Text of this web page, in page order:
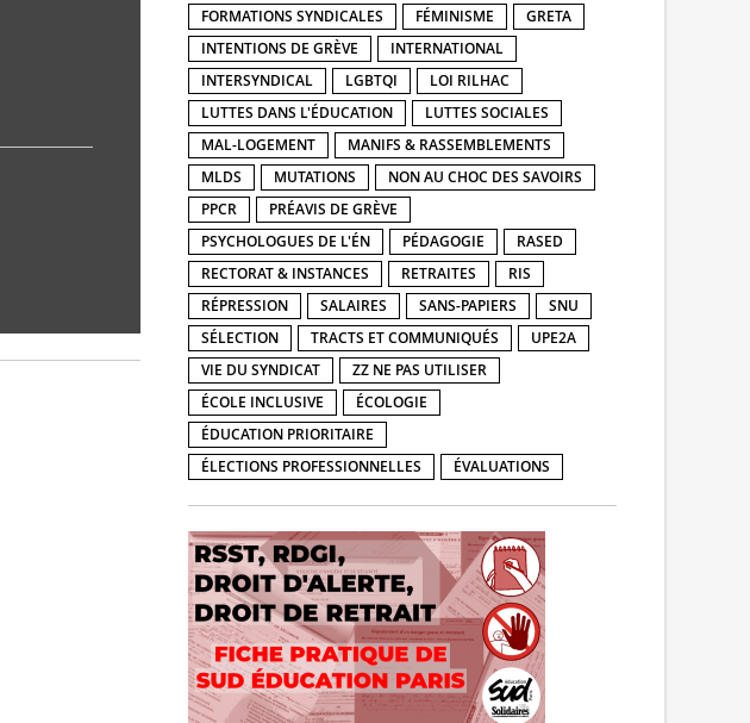
FORMATIONS SYNDICALES
FÉMINISME
GRETA
INTENTIONS DE GRÈVE
INTERNATIONAL
INTERSYNDICAL
LGBTQI
LOI RILHAC
LUTTES DANS L'ÉDUCATION
LUTTES SOCIALES
MAL-LOGEMENT
MANIFS & RASSEMBLEMENTS
MLDS
MUTATIONS
NON AU CHOC DES SAVOIRS
PPCR
PRÉAVIS DE GRÈVE
PSYCHOLOGUES DE L'ÉN
PÉDAGOGIE
RASED
RECTORAT & INSTANCES
RETRAITES
RIS
RÉPRESSION
SALAIRES SANS-PAPIERS
SNU
SÉLECTION
TRACTS ET COMMUNIQUÉS
UPE2A
VIE DU SYNDICAT
ZZ NE PAS UTILISER
ÉCOLE INCLUSIVE
ÉCOLOGIE
ÉDUCATION PRIORITAIRE
ÉLECTIONS PROFESSIONNELLES
ÉVALUATIONS